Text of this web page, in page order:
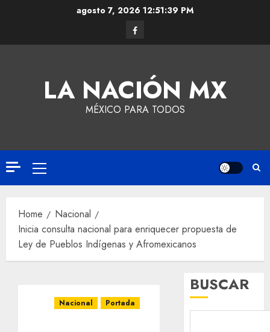
agosto 7, 2026 12:51:40 PM
LA NACIÓN MX
MÉXICO PARA TODOS
Home
Nacional
Inicia consulta nacional para enriquecer propuesta de
Ley de Pueblos Indígenas y Afromexicanos
Nacional Portada
BUSCAR